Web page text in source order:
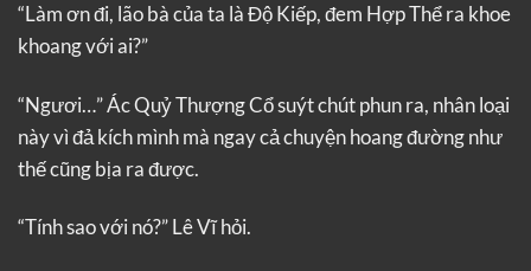
“Làm ơn đi, lão bà của ta là Độ Kiếp, đem Hợp Thể ra khoe
khoang với ai?”
“Ngươi…” Ác Quỷ Thượng Cổ suýt chút phun ra, nhân loại
này vì đả kích mình mà ngay cả chuyện hoang đường như
thế cũng bịa ra được.
“Tính sao với nó?” Lê Vĩ hỏi.